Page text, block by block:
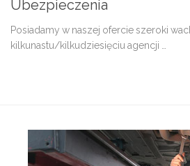
Ubezpieczenia
Posiadamy w naszej ofercie szeroki
kilkunastu/kilkudziesięciu agencji …